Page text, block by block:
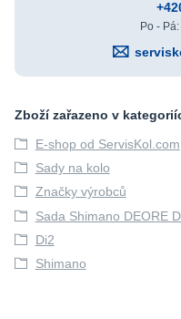
Po -
Zboží zařazeno v
E-shop od ServisKol.com
Sady na kolo
Značky výrobců
Sada Shimano DEORE
Di2
Shimano